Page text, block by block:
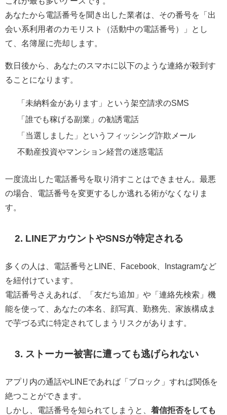
あなたから電話番号を聞き出した業者は、その番号を「出
会い系利用者のカモリスト（活動中の電話番号）」とし
て、名簿屋に売却します。
数日後から、あなたのスマホに以下のような連絡が殺到す
ることになります。
「未納料金があります」という架空請求のSMS
「誰でも稼げる副業」の勧誘電話
「当選しました」というフィッシング詐欺メール
不動産投資やマンション経営の迷惑電話
一度流出した電話番号を取り消すことはできません。最悪
の場合、電話番号を変更するしか逃れる術がなくなりま
す。
2. LINEアカウントやSNSが特定される
多くの人は、電話番号とLINE、Facebook、Instagramなど
を紐付けています。
電話番号さえあれば、「友だち追加」や「連絡先検索」機
能を使って、あなたの本名、顔写真、勤務先、家族構成ま
で芋づる式に特定されてしまうリスクがあります。
3. ストーカー被害に遭っても逃げられない
アプリ内の通話やLINEであれば「ブロック」すれば関係を
絶つことができます。
しかし、電話番号を知られてしまうと、 着信拒否をしても